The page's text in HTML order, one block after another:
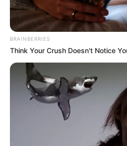
Teknik dasar olahraga sumo
BRAINBERRIES
Think Your Crush Doesn't Notice